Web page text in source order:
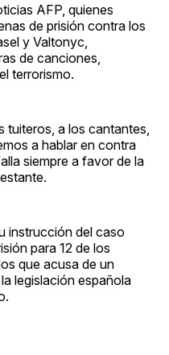
AFP, quienes
de prisión contra los
y Valtonyc,
de canciones,
terrorismo.
tuiteros, a los cantantes,
a hablar en contra
siempre a favor de la
instrucción del caso
para 12 de los
que acusa de un
legislación española